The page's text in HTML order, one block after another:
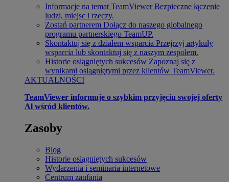
Informacje na temat TeamViewer Bezpieczne łączenie
ludzi, miejsc i rzeczy.
Zostań partnerem Dołącz do naszego globalnego
programu partnerskiego TeamUP.
Skontaktuj się z działem wsparcia Przejrzyj artykuły
wsparcia lub skontaktuj się z naszym zespołem.
Historie osiągniętych sukcesów Zapoznaj się z
wynikami osiągniętymi przez klientów TeamViewer.
AKTUALNOŚCI
TeamViewer informuje o szybkim przyjęciu swojej oferty
Al wśród klientów.
Zasoby
Blog
Historie osiągniętych sukcesów
Wydarzenia i seminaria internetowe
Centrum zaufania